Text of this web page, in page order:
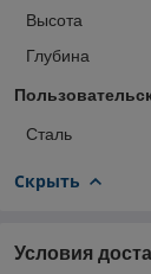
Высота
Глубина
Сталь
Скрыть
Условия